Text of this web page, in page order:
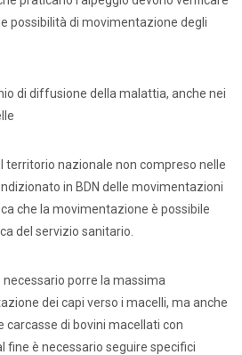
possibilità di movimentazione degli
di diffusione della malattia, anche nei
territorio nazionale non compreso nelle
in BDN delle movimentazioni
che la movimentazione è possibile
del servizio sanitario.
porre la massima
dei capi verso i macelli, ma anche
carcasse di bovini macellati con
fine è necessario seguire specifici